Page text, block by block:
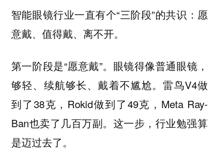
智能眼镜行业一直有个“三阶段”的共识： 愿
意戴、值得戴、离不开。
第一阶段是“愿意戴”。眼镜得像普通眼镜，
够轻、续航够长、戴着不尴尬。雷鸟V4做
到了38克，Rokid做到了49克，Meta Ray-
Ban也卖了几百万副。这一步，行业勉强算
是迈过去了。